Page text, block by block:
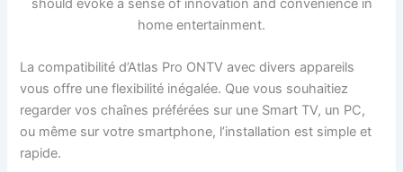
La compatibilité d’Atlas Pro ONTV avec divers appareils
vous offre une flexibilité inégalée. Que vous souhaitiez
regarder vos chaînes préférées sur une Smart TV, un PC,
ou même sur votre smartphone, l’installation est simple et
rapide.